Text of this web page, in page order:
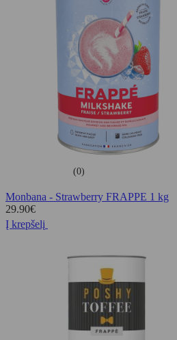
(0)
Monbana - Strawberry FRAPPE 1 kg
29.90€
Į krepšelį